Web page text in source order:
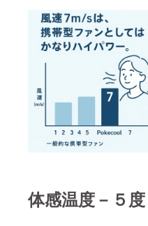
体感温度－５度